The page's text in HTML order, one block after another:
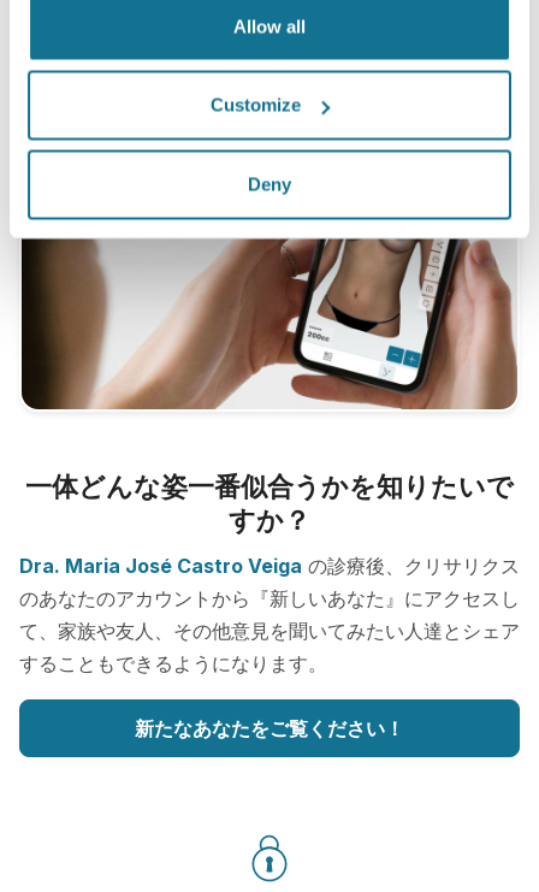
Allow all
Customize
Deny
一体どんな姿一番似合うかを知りたいで
すか？
Dra. Maria José Castro Veiga の診療後、クリサリクス
のあなたのアカウントから『新しいあなた』にアクセスし
て、家族や友人、その他意見を聞いてみたい人達とシェア
することもできるようになります。
新たなあなたをご覧ください！